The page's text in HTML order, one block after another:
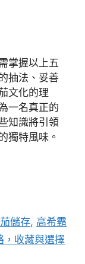
掌握以上五
抽法、妥善
文化的理
一名真正的
知識將引領
獨特風味。
儲存, 高希霸
，收藏與選擇